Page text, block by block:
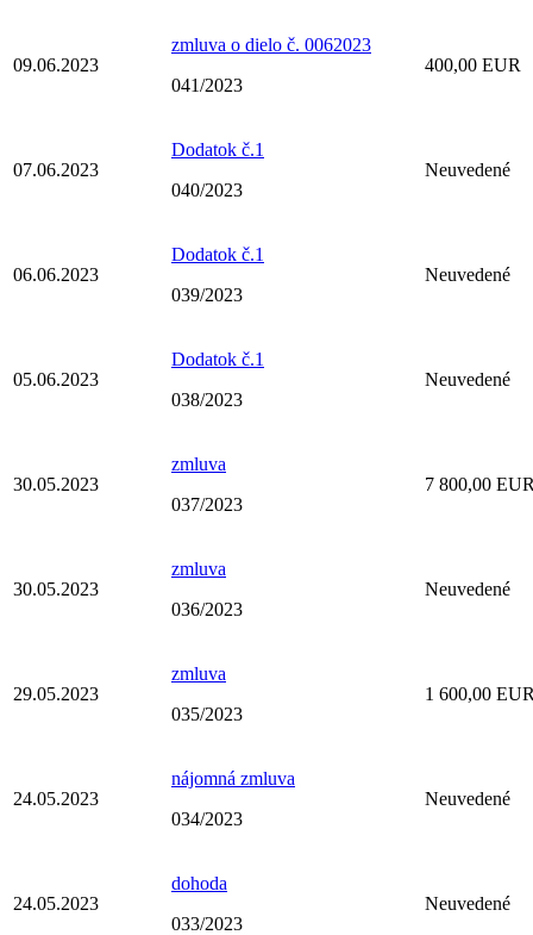
09.06.2023
zmluva o dielo č. 0062023
041/2023
400,00 EUR
07.06.2023
Dodatok č.1
040/2023
Neuvedené
06.06.2023
Dodatok č.1
039/2023
Neuvedené
05.06.2023
Dodatok č.1
038/2023
Neuvedené
30.05.2023
zmluva
037/2023
7 800,00
30.05.2023
zmluva
036/2023
Neuvedené
29.05.2023
zmluva
035/2023
1 600,00
24.05.2023
nájomná zmluva
034/2023
Neuvedené
24.05.2023
dohoda
033/2023
Neuvedené